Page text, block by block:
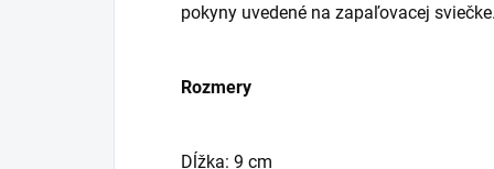
pokyny uvedené na zapaľovacej
Rozmery
Dĺžka: 9 cm